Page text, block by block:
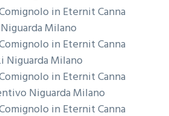
in Eternit Canna
Milano
in Eternit Canna
Niguarda Milano
in Eternit Canna
Niguarda Milano
in Eternit Canna